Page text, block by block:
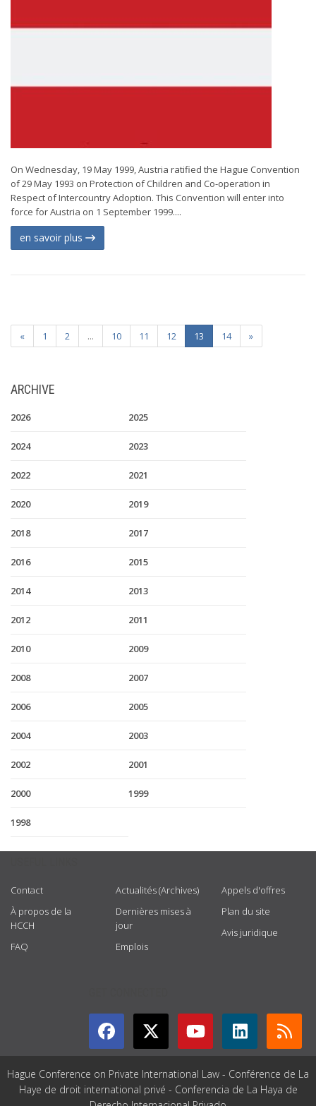
On Wednesday, 19 May 1999, Austria ratified the Hague Convention
of 29 May 1993 on Protection of Children and Co-operation in
Respect of Intercountry Adoption. This Convention will enter into
force for Austria on 1 September 1999....
en savoir plus
« 1 2 ... 10 11 12 13 14 »
ARCHIVE
2026 2025
2024 2023
2022 2021
2020 2019
2018 2017
2016 2015
2014 2013
2012 2011
2010 2009
2008 2007
2006 2005
2004 2003
2002 2001
2000 1999
1998
Contact
À propos de la
HCCH
FAQ
Actualités (Archives)
Dernières mises à
jour
Emplois
Appels d'offres
Plan du site
Avis juridique
Hague Conference on Private International Law - Conférence de La
Haye de droit international privé - Conferencia de La Haya de